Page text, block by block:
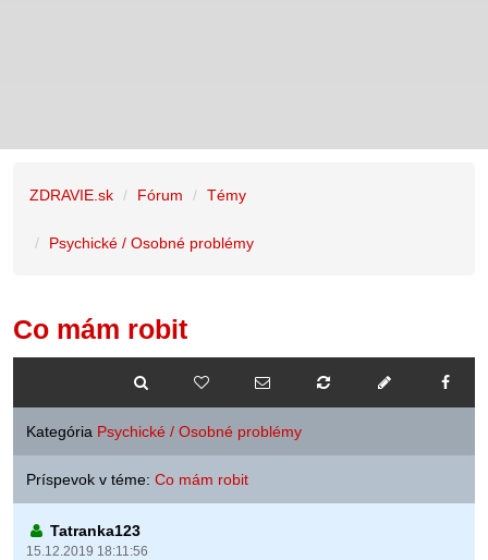
ZDRAVIE.sk Fórum Témy
Psychické / Osobné problémy
Co mám robit
Kategória Psychické / Osobné problémy
Príspevok v téme: Co mám robit
Tatranka123
15.12.2019 18:11:56